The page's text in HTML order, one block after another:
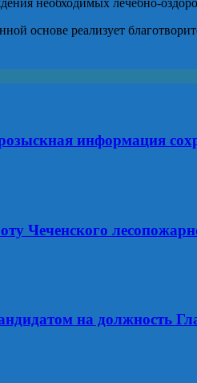
основе реализует
информация
Чеченского
на должность